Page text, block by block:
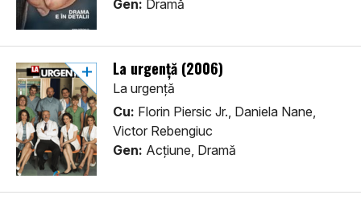
Gen: Dramă
La urgență (2006)
La urgență
Cu: Florin Piersic Jr., Daniela Nane,
Victor Rebengiuc
Gen: Acţiune, Dramă